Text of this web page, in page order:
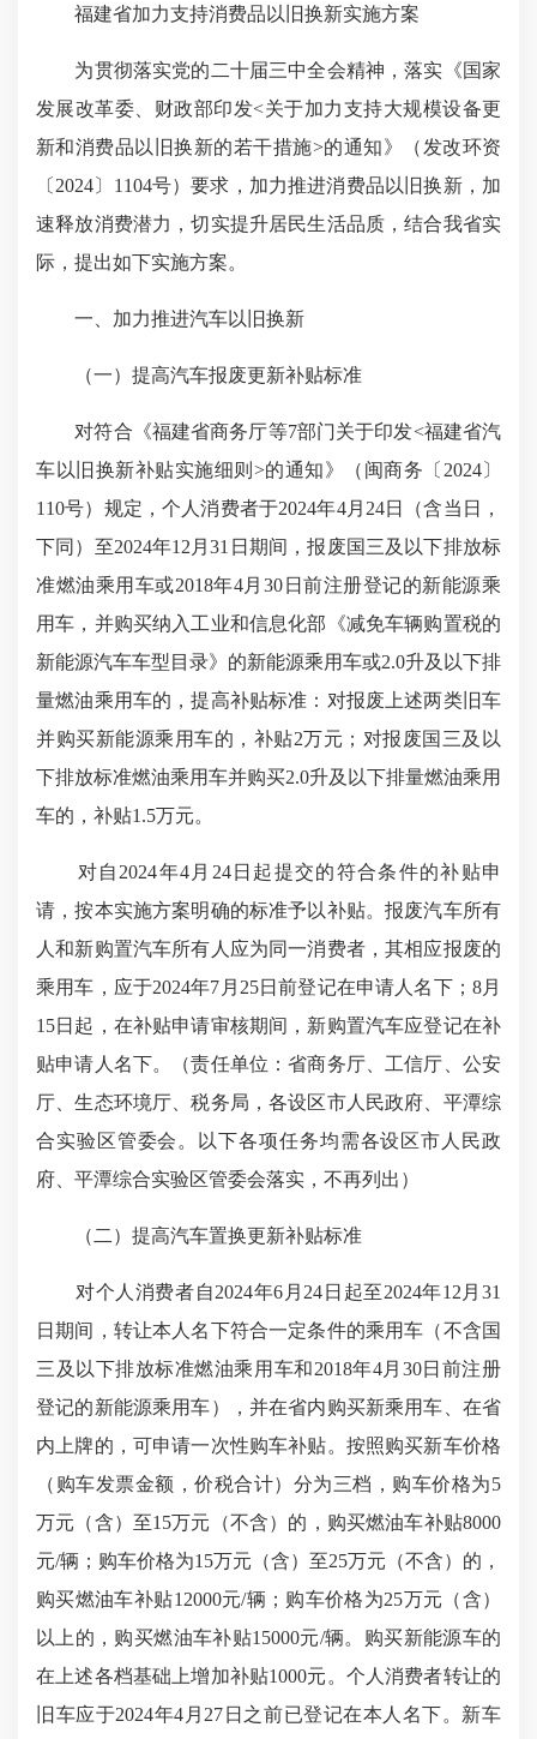
福建省加力支持消费品以旧换新实施方案
为贯彻落实党的二十届三中全会精神，落实《国家
发展改革委、财政部印发<关于加力支持大规模设备更
新和消费品以旧换新的若干措施>的通知》（发改环资
〔2024〕1104号）要求，加力推进消费品以旧换新，加
速释放消费潜力，切实提升居民生活品质，结合我省实
际，提出如下实施方案。
一、加力推进汽车以旧换新
（一）提高汽车报废更新补贴标准
对符合《福建省商务厅等7部门关于印发<福建省汽
车以旧换新补贴实施细则>的通知》（闽商务〔2024〕
110号）规定，个人消费者于2024年4月24日（含当日，
下同）至2024年12月31日期间，报废国三及以下排放标
准燃油乘用车或2018年4月30日前注册登记的新能源乘
用车，并购买纳入工业和信息化部《减免车辆购置税的
新能源汽车车型目录》的新能源乘用车或2.0升及以下排
量燃油乘用车的，提高补贴标准：对报废上述两类旧车
并购买新能源乘用车的，补贴2万元；对报废国三及以
下排放标准燃油乘用车并购买2.0升及以下排量燃油乘用
车的，补贴1.5万元。
对自2024年4月24日起提交的符合条件的补贴申
请，按本实施方案明确的标准予以补贴。报废汽车所有
人和新购置汽车所有人应为同一消费者，其相应报废的
乘用车，应于2024年7月25日前登记在申请人名下；8月
15日起，在补贴申请审核期间，新购置汽车应登记在补
贴申请人名下。（责任单位：省商务厅、工信厅、公安
厅、生态环境厅、税务局，各设区市人民政府、平潭综
合实验区管委会。以下各项任务均需各设区市人民政
府、平潭综合实验区管委会落实，不再列出）
（二）提高汽车置换更新补贴标准
对个人消费者自2024年6月24日起至2024年12月31
日期间，转让本人名下符合一定条件的乘用车（不含国
三及以下排放标准燃油乘用车和2018年4月30日前注册
登记的新能源乘用车），并在省内购买新乘用车、在省
内上牌的，可申请一次性购车补贴。按照购买新车价格
（购车发票金额，价税合计）分为三档，购车价格为5
万元（含）至15万元（不含）的，购买燃油车补贴8000
元/辆；购车价格为15万元（含）至25万元（不含）的，
购买燃油车补贴12000元/辆；购车价格为25万元（含）
以上的，购买燃油车补贴15000元/辆。购买新能源车的
在上述各档基础上增加补贴1000元。个人消费者转让的
旧车应于2024年4月27日之前已登记在本人名下。新车